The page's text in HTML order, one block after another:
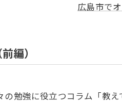
広島市で
編）
勉強に役立つコラム「教